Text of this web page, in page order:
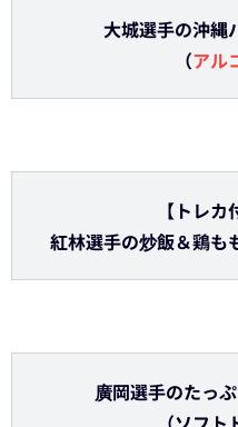
あダッチポテ